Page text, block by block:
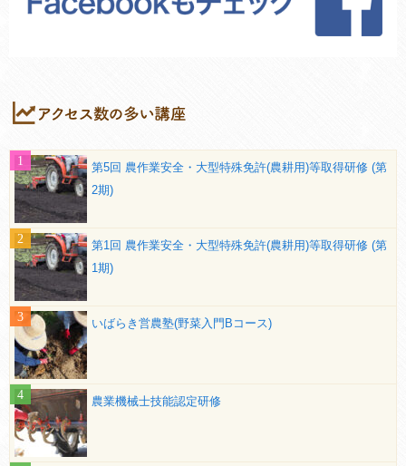
第5回 農作業安全・大型特殊免許(農耕用)等取得研修 (第
2期)
第1回 農作業安全・大型特殊免許(農耕用)等取得研修 (第
1期)
いばらき営農塾(野菜入門Bコース)
農業機械士技能認定研修